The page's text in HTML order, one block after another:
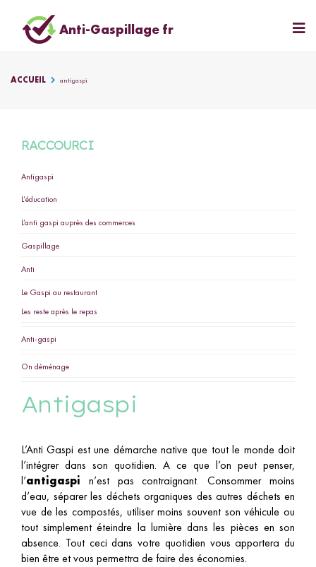
Anti-Gaspillage fr
ACCUEIL antigaspi
RACCOURCI
Antigaspi
L’éducation
L’anti gaspi auprès des commerces
Gaspillage
Anti
Le Gaspi au restaurant
Les reste après le repas
Anti-gaspi
On déménage
Antigaspi
L’Anti Gaspi est une démarche native que tout le monde doit
l’intégrer dans son quotidien. A ce que l’on peut penser,
l’antigaspi n’est pas contraignant. Consommer moins
d’eau, séparer les déchets organiques des autres déchets en
vue de les compostés, utiliser moins souvent son véhicule ou
tout simplement éteindre la lumière dans les pièces en son
absence. Tout ceci dans votre quotidien vous apportera du
bien être et vous permettra de faire des économies.